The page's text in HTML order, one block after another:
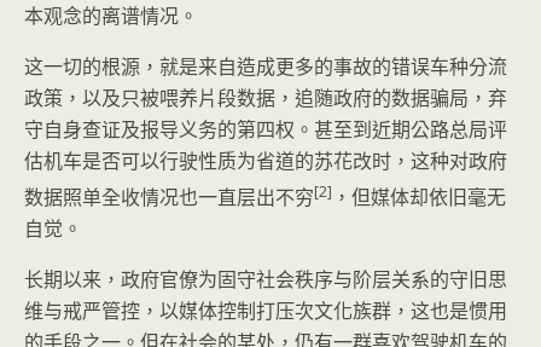
本观念的离谱情况。
这一切的根源，就是来自造成更多的事故的错误车种分流
政策，以及只被喂养片段数据，追随政府的数据骗局，弃
守自身查证及报导义务的第四权。甚至到近期公路总局评
估机车是否可以行驶性质为省道的苏花改时，这种对政府
数据照单全收情况也一直层出不穷[2] ，但媒体却依旧毫无
自觉。
长期以来，政府官僚为固守社会秩序与阶层关系的守旧思
维与戒严管控，以媒体控制打压次文化族群，这也是惯用